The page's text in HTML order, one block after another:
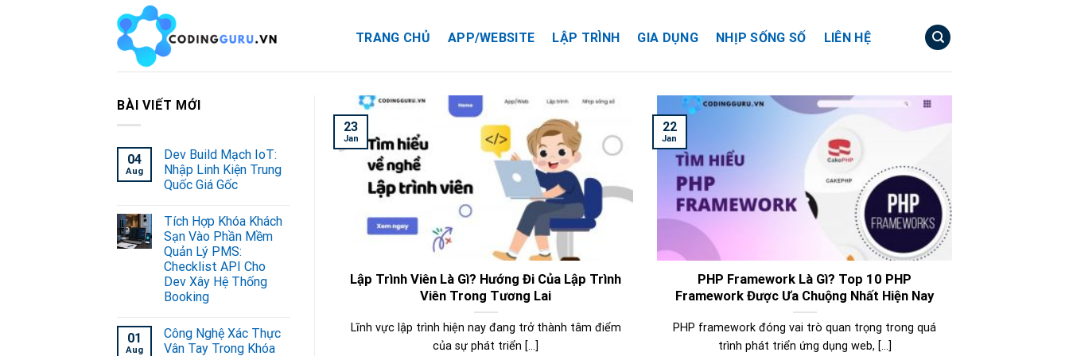
TRANG CHỦ APP/WEBSITE LẬP TRÌNH GIA DỤNG NHỊP SỐNG SỐ LIÊN HỆ
BÀI VIẾT MỚI
04
Aug
Dev Build Mạch IoT:
Nhập Linh Kiện Trung
Quốc Giá Gốc
Tích Hợp Khóa Khách
Sạn Vào Phần Mềm
Quản Lý PMS:
Checklist API Cho
Dev Xây Hệ Thống
Booking
01
Aug
Công Nghệ Xác Thực
Vân Tay Trong Khóa
Lập Trình Viên Là Gì? Hướng Đi Của Lập Trình
Viên Trong Tương Lai
Lĩnh vực lập trình hiện nay đang trở thành tâm điểm
của sự phát triển [...]
23
Jan
PHP Framework Là Gì? Top 10 PHP
Framework Được Ưa Chuộng Nhất Hiện Nay
PHP framework đóng vai trò quan trọng trong quá
trình phát triển ứng dụng web, [...]
22
Jan